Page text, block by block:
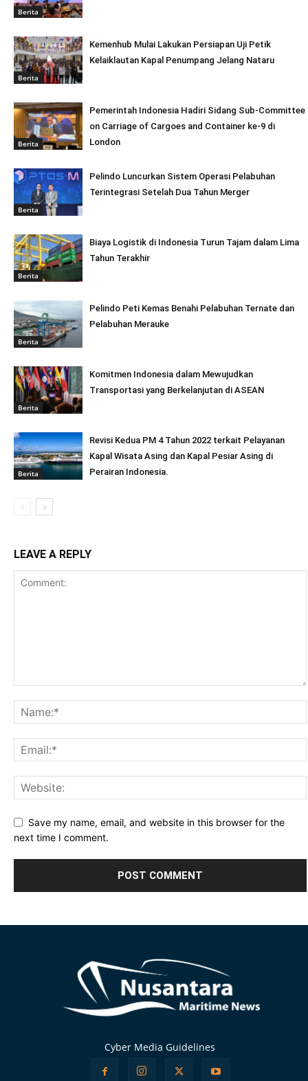
Berita
Berita
Kemenhub Mulai Lakukan Persiapan Uji Petik
Kelaiklautan Kapal Penumpang Jelang Nataru
Berita
Pemerintah Indonesia Hadiri Sidang Sub-Committee
on Carriage of Cargoes and Container ke-9 di
London
Berita
Pelindo Luncurkan Sistem Operasi Pelabuhan
Terintegrasi Setelah Dua Tahun Merger
Berita
Biaya Logistik di Indonesia Turun Tajam dalam Lima
Tahun Terakhir
Berita
Pelindo Peti Kemas Benahi Pelabuhan Ternate dan
Pelabuhan Merauke
Berita
Komitmen Indonesia dalam Mewujudkan
Transportasi yang Berkelanjutan di ASEAN
Berita
Revisi Kedua PM 4 Tahun 2022 terkait Pelayanan
Kapal Wisata Asing dan Kapal Pesiar Asing di
Perairan Indonesia.
LEAVE A REPLY
Save my name, email, and website in this browser for the
next time I comment.
Cyber Media Guidelines